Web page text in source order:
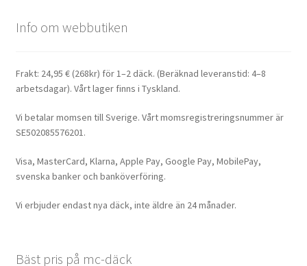
Info om webbutiken
Frakt: 24,95 € (268kr) för 1–2 däck. (Beräknad leveranstid: 4–8
arbetsdagar). Vårt lager finns i Tyskland.
Vi betalar momsen till Sverige. Vårt momsregistreringsnummer är
SE502085576201.
Visa, MasterCard, Klarna, Apple Pay, Google Pay, MobilePay,
svenska banker och banköverföring.
Vi erbjuder endast nya däck, inte äldre än 24 månader.
Bäst pris på mc-däck